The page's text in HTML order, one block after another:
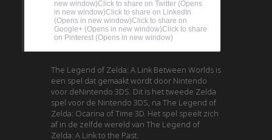
new window)Click to share on Twitter (Opens
in new window)Click to share on LinkedIn
(Opens in new window)Click to share on
Google+ (Opens in new window)Click to share
on Pinterest (Opens in new window)
The Legend of Zelda: A Link Between Worlds is
een spel dat gemaakt wordt door Nintendo
voor deNintendo 3DS. Dit is het tweede Zelda
spel voor de Nintendo 3DS, na The Legend of
Zelda: Ocarina of Time 3D. Het spel speelt zich
af in de zelfde wereld van The Legend of
Zelda: A Link to the Past.